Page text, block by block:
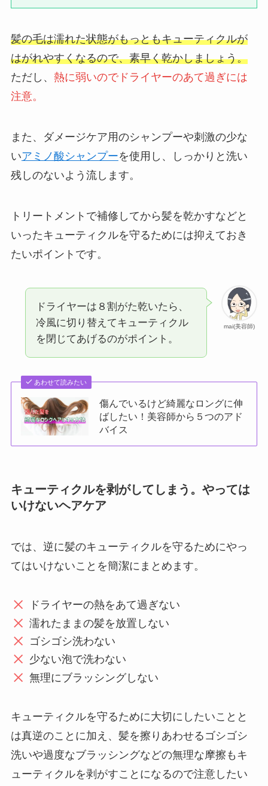
髪の毛は濡れた状態がもっともキューティクルが
はがれやすくなるので、素早く乾かしましょう。
ただし、 熱に弱いのでドライヤーのあて過ぎには
注意。
また、ダメージケア用のシャンプーや刺激の少な
いアミノ酸シャンプーを使用し、しっかりと洗い
残しのないよう流します。
トリートメントで補修してから髪を乾かすなどと
いったキューティクルを守るためには抑えておき
たいポイントです。
mai(美容師)
ドライヤーは８割がた乾いたら、
冷風に切り替えてキューティクル
を閉じてあげるのがポイント。
あわせて読みたい
傷んでいるけど綺麗なロングに伸
ばしたい！美容師から５つのアド
バイス
キューティクルを剥がしてしまう。やっては
いけないヘアケア
では、逆に髪のキューティクルを守るためにやっ
てはいけないことを簡潔にまとめます。
ドライヤーの熱をあて過ぎない
濡れたままの髪を放置しない
ゴシゴシ洗わない
少ない泡で洗わない
無理にブラッシングしない
キューティクルを守るために大切にしたいことと
は真逆のことに加え、髪を擦りあわせるゴシゴシ
洗いや過度なブラッシングなどの無理な摩擦もキ
ューティクルを剥がすことになるので注意したい